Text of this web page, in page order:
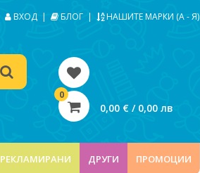
ВХОД | БЛОГ | НАШИТЕ МАРКИ (А - Я)
0
0,00 € / 0,00 лв
РЕКЛАМИРАНИ ДРУГИ ПРОМОЦИИ